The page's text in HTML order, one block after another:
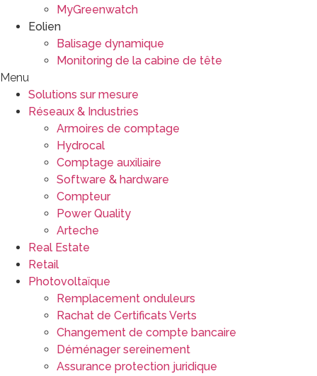
MyGreenwatch
Eolien
Balisage dynamique
Monitoring de la cabine de tête
Menu
Solutions sur mesure
Réseaux & Industries
Armoires de comptage
Hydrocal
Comptage auxiliaire
Software & hardware
Compteur
Power Quality
Arteche
Real Estate
Retail
Photovoltaïque
Remplacement onduleurs
Rachat de Certificats Verts
Changement de compte bancaire
Déménager sereinement
Assurance protection juridique